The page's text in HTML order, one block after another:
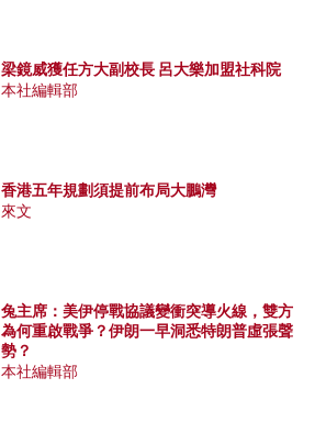
梁鏡威獲任方大副校長 呂大樂加盟社科院
本社編輯部
香港五年規劃須提前布局大鵬灣
來文
兔主席：美伊停戰協議變衝突導火線，雙方
為何重啟戰爭？伊朗一早洞悉特朗普虛張聲
勢？
本社編輯部